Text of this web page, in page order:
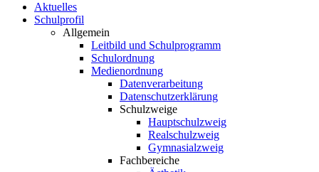
Aktuelles
Schulprofil
Allgemein
Leitbild und Schulprogramm
Schulordnung
Medienordnung
Datenverarbeitung
Datenschutzerklärung
Schulzweige
Hauptschulzweig
Realschulzweig
Gymnasialzweig
Fachbereiche